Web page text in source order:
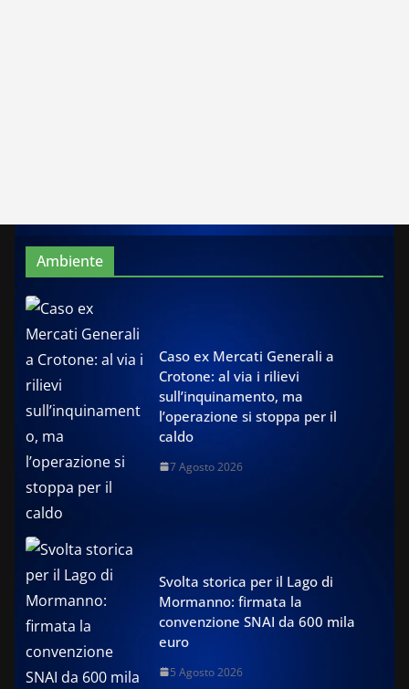
Ambiente
Caso ex Mercati Generali a
Crotone: al via i rilievi
sull’inquinamento, ma
l’operazione si stoppa per il
caldo
7 Agosto 2026
Svolta storica per il Lago di
Mormanno: firmata la
convenzione SNAI da 600 mila
euro
5 Agosto 2026